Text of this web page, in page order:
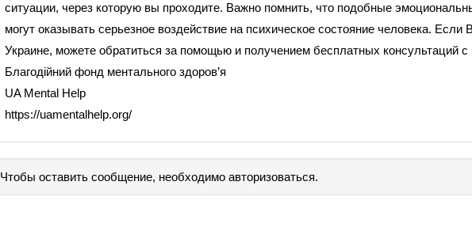
ситуации, через которую вы проходите. Важно помнить, что подобные
могут оказывать серьезное воздействие на психическое состояние человека. Если
Украине, можете обратиться за помощью и получением бесплатных консультаций с
Благодійний фонд ментального здоров’я
UA Mental Help
https://uamentalhelp.org/
Чтобы оставить сообщение, необходимо авторизоваться.